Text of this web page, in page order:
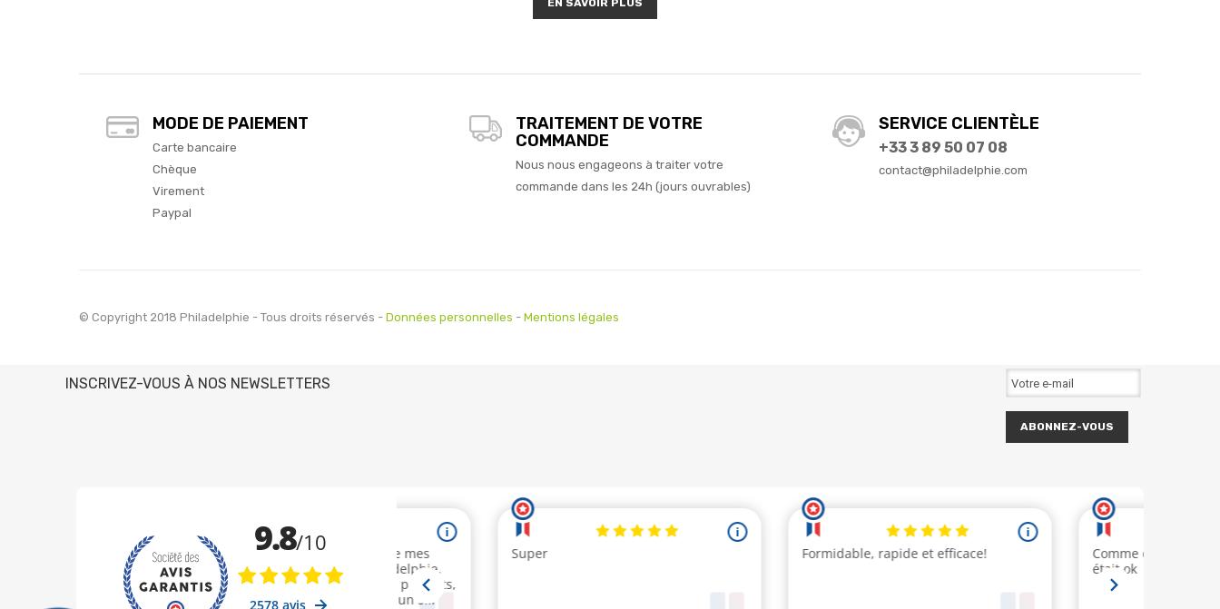
EN SAVOIR PLUS
MODE DE PAIEMENT
Carte bancaire
Chèque
Virement
Paypal
TRAITEMENT DE VOTRE
COMMANDE
Nous nous engageons à traiter votre
commande dans les 24h (jours ouvrables)
SERVICE CLIENTÈLE
+33 3 89 50 07 08
contact@philadelphie.com
© Copyright 2018 Philadelphie - Tous droits réservés - Données personnelles - Mentions légales
INSCRIVEZ-VOUS À NOS NEWSLETTERS
ABONNEZ-VOUS